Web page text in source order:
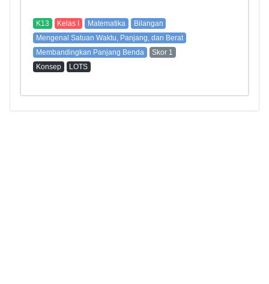
K13 Kelas I Matematika
Bilangan
Mengenal Satuan Waktu, Panjang, dan Berat
Membandingkan Panjang Benda
Skor 1
Konsep
LOTS